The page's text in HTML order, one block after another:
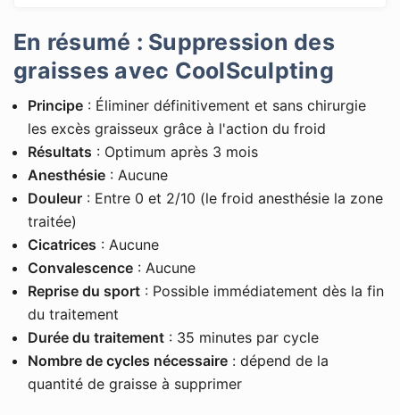
En résumé : Suppression des
graisses avec CoolSculpting
Principe : Éliminer définitivement et sans chirurgie
les excès graisseux grâce à l'action du froid
Résultats : Optimum après 3 mois
Anesthésie : Aucune
Douleur : Entre 0 et 2/10 (le froid anesthésie la zone
traitée)
Cicatrices : Aucune
Convalescence : Aucune
Reprise du sport : Possible immédiatement dès la fin
du traitement
Durée du traitement : 35 minutes par cycle
Nombre de cycles nécessaire : dépend de la
quantité de graisse à supprimer